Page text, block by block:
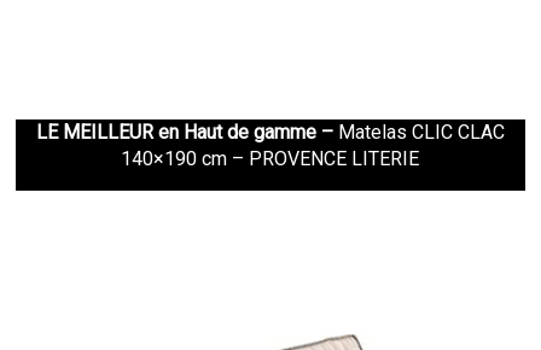
LE MEILLEUR en Haut de gamme – Matelas CLIC CLAC
140×190 cm – PROVENCE LITERIE